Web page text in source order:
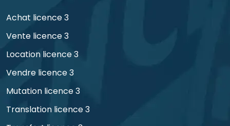
Achat licence 3
Vente licence 3
Location licence 3
Vendre licence 3
Mutation licence 3
Translation licence 3